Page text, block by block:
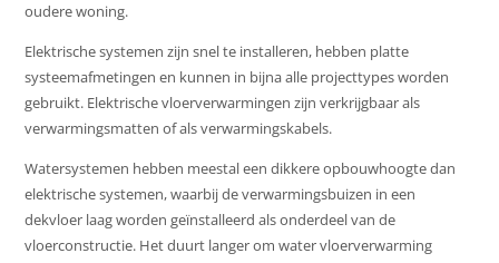
oudere woning.
Elektrische systemen zijn snel te installeren, hebben platte
systeemafmetingen en kunnen in bijna alle projecttypes worden
gebruikt. Elektrische vloerverwarmingen zijn verkrijgbaar als
verwarmingsmatten of als verwarmingskabels.
Watersystemen hebben meestal een dikkere opbouwhoogte dan
elektrische systemen, waarbij de verwarmingsbuizen in een
dekvloer laag worden geïnstalleerd als onderdeel van de
vloerconstructie. Het duurt langer om water vloerverwarming